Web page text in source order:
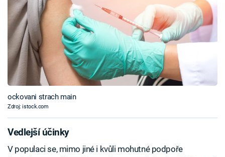
ockovani strach main
Zdroj: istock.com
Vedlejší účinky
V populaci se, mimo jiné i kvůli mohutné podpoře